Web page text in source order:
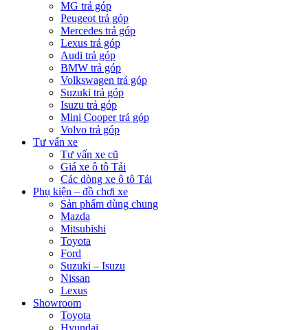
MG trả góp
Peugeot trả góp
Mercedes trả góp
Lexus trả góp
Audi trả góp
BMW trả góp
Volkswagen trả góp
Suzuki trả góp
Isuzu trả góp
Mini Cooper trả góp
Volvo trả góp
Tư vấn xe
Tư vấn xe cũ
Giá xe ô tô Tải
Các dòng xe ô tô Tải
Phụ kiện – đồ chơi xe
Sản phẩm dùng chung
Mazda
Mitsubishi
Toyota
Ford
Suzuki – Isuzu
Nissan
Lexus
Showroom
Toyota
Hyundai